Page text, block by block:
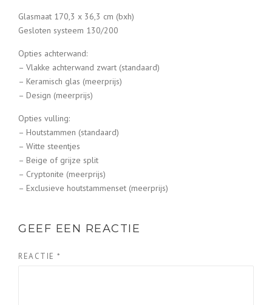
Glasmaat 170,3 x 36,3 cm (bxh)
Gesloten systeem 130/200
Opties achterwand:
– Vlakke achterwand zwart (standaard)
– Keramisch glas (meerprijs)
– Design (meerprijs)
Opties vulling:
– Houtstammen (standaard)
– Witte steentjes
– Beige of grijze split
– Cryptonite (meerprijs)
– Exclusieve houtstammenset (meerprijs)
GEEF EEN REACTIE
REACTIE *